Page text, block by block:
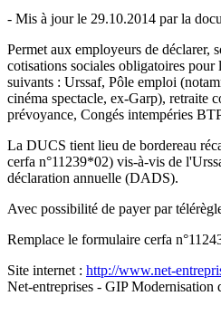
- Mis à jour le 29.10.2014 par la
Permet aux employeurs de déclarer,
cotisations sociales obligatoires pour
suivants : Urssaf, Pôle emploi
cinéma spectacle, ex-Garp), retraite
prévoyance, Congés intempéries
La DUCS tient lieu de bordereau
cerfa n°11239*02) vis-à-vis de
déclaration annuelle (DADS).
Avec possibilité de payer par
Remplace le formulaire cerfa
Site internet : http://www.net-
Net-entreprises - GIP Modernisation